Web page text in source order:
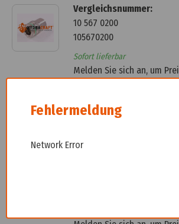
Vergleichsnummer:
10 567 0200
105670200
Sofort lieferbar
Melden Sie sich an, um
Kupplung CEJN
Artikel-Nr.
Fehlermeldung
Network Error